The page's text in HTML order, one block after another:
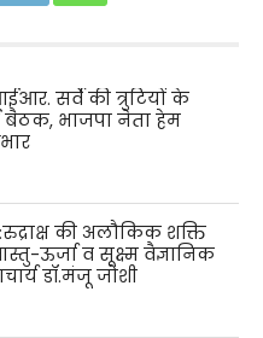
सर्वे की त्रुटियों के
बैठक, भाजपा नेता हेम
की अलौकिक शक्ति
ऊर्जा व सूक्ष्म वैज्ञानिक
डॉ.मंजू जोशी